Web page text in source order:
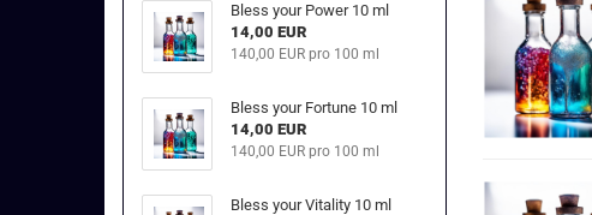
Bless your Power 10 ml
14,00 EUR
140,00 EUR pro 100 ml
Bless your Fortune 10 ml
14,00 EUR
140,00 EUR pro 100 ml
Bless your Vitality 10 ml